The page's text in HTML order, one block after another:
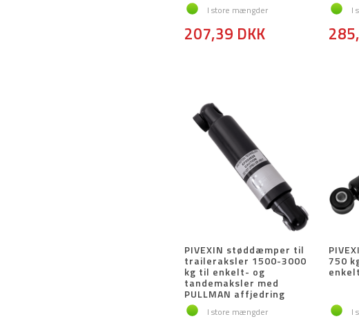
I store mængder
207,39 DKK
I
PIVEXIN støddæmper til
traileraksler 1500-3000
kg til enkelt- og
tandemaksler med
PULLMAN affjedring
I store mængder
750
I